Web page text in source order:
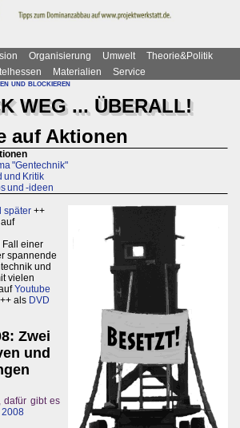
Organisierung Umwelt
Theorie&Politik
Materialien
Service
und blockieren
WEG ... ÜBERALL!
auf Aktionen
"Gentechnik"
und Kritik
und -ideen
später ++
Fall einer
spannende
und
vielen
Youtube
++ als DVD
Zwei
und
dafür gibt es
2008